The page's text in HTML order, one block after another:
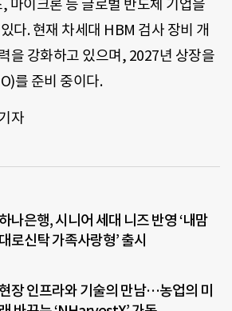
마이크론 등 글로벌 반도체 기업을
다. 현재 차세대 HBM 검사 장비 개
을 강화하고 있으며, 2027년 상장을
를 준비 중이다.
자
하나은행, 시니어 세대 니즈 반영 ‘내맘
대로신탁 가족사랑형’ 출시
현장 인프라와 기술의 만남…농업의 미